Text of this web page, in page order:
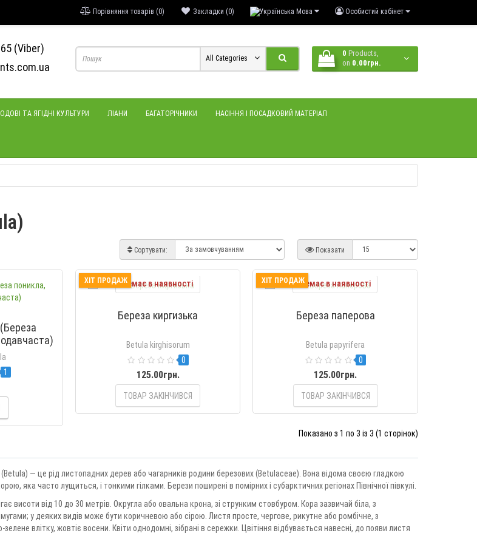
Особистий кабінет
Мова
Закладки (0)
Порівняння товарів (0)
(Viber)
0 Products,
on 0.00грн.
All Categories
ТА ЯГІДНІ КУЛЬТУРИ ЛІАНИ БАГАТОРІЧНИКИ НАСІННЯ І ПОСАДКОВИЙ МАТЕРІАЛ
Сортувати: Показати
1
ХІТ ПРОДАЖНемає в наявності
Береза киргизька
Betula kirghisorum
0
125.00грн.
ТОВАР ЗАКІНЧИВСЯ
ХІТ ПРОДАЖНемає в наявності
Береза паперова
Betula papyrifera
0
125.00грн.
ТОВАР ЗАКІНЧИВСЯ
Показано з 1 по 3 із 3 (1 сторінок)
(Betula) — це рід листопадних дерев або чагарників родини березових (Betulaceae). Вона відома своєю гладкою
яка часто лущиться, і тонкими гілками. Берези поширені в помірних і субарктичних регіонах Північної півкулі.
висоти від 10 до 30 метрів. Округла або овальна крона, зі струнким стовбуром. Кора зазвичай біла, з
у деяких видів може бути коричневою або сірою. Листя просте, чергове, рикутне або ромбічне, з
влітку, жовтіє восени. Квіти однодомні, зібрані в сережки. Цвітіння відбувається навесні, до появи листя